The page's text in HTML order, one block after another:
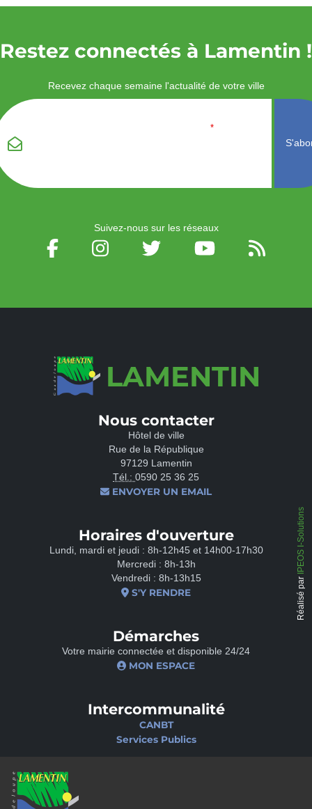
LAMENTIN
Nous contacter
Hôtel de ville
Rue de la République
97129 Lamentin
Tél.: 0590 25 36 25
ENVOYER UN EMAIL
Horaires d'ouverture
Lundi, mardi et jeudi : 8h-12h45 et 14h00-17h30
Mercredi : 8h-13h
Vendredi : 8h-13h15
S'Y RENDRE
Démarches
Votre mairie connectée et disponible 24/24
MON ESPACE
Intercommunalité
CANBT
Services Publics
Restez connectés à Lamentin !
Recevez chaque semaine l'actualité de votre ville
*
Suivez-nous sur les réseaux
Réalisé par
IPEOS I-Solutions